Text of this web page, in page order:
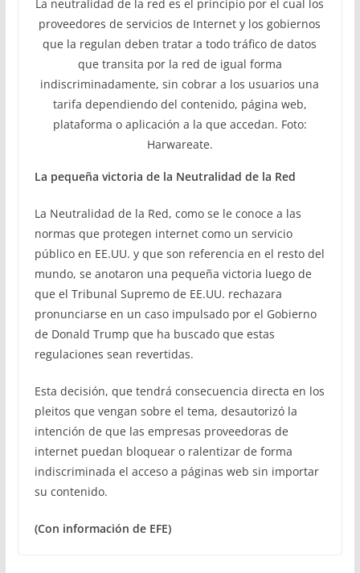
La neutralidad de la red es el principio por el cual los
proveedores de servicios de Internet y los gobiernos
que la regulan deben tratar a todo tráfico de datos
que transita por la red de igual forma
indiscriminadamente, sin cobrar a los usuarios una
tarifa dependiendo del contenido, página web,
plataforma o aplicación a la que accedan. Foto:
Harwareate.
La pequeña victoria de la Neutralidad de la Red
La Neutralidad de la Red, como se le conoce a las
normas que protegen internet como un servicio
público en EE.UU. y que son referencia en el resto del
mundo, se anotaron una pequeña victoria luego de
que el Tribunal Supremo de EE.UU. rechazara
pronunciarse en un caso impulsado por el Gobierno
de Donald Trump que ha buscado que estas
regulaciones sean revertidas.
Esta decisión, que tendrá consecuencia directa en los
pleitos que vengan sobre el tema, desautorizó la
intención de que las empresas proveedoras de
internet puedan bloquear o ralentizar de forma
indiscriminada el acceso a páginas web sin importar
su contenido.
(Con información de EFE)